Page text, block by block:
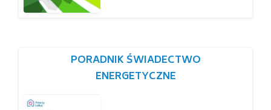
PORADNIK ŚWIADECTWO
ENERGETYCZNE